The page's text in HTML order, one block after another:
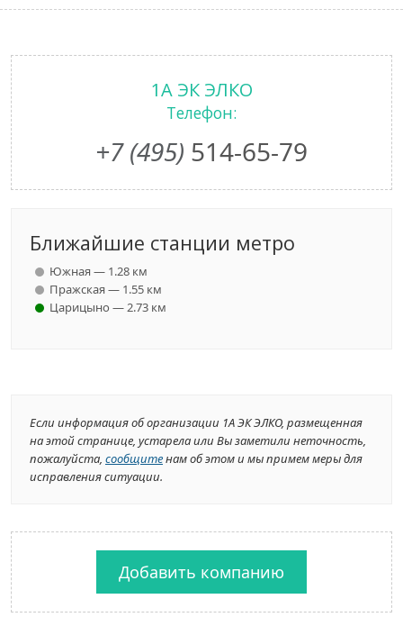
1А ЭК ЭЛКО
Телефон:
+7 (495) 514-65-79
Ближайшие станции метро
Южная — 1.28 км
Пражская — 1.55 км
Царицыно — 2.73 км
Если информация об организации 1А ЭК ЭЛКО, размещенная
на этой странице, устарела или Вы заметили неточность,
пожалуйста, сообщитенам об этом и мы примем меры для
исправления ситуации.
Добавить компанию